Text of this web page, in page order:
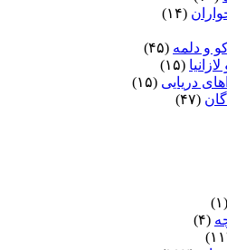
(۱۴)
و دلمه (۴۵)
(۱۵)
دریایی (۱۵)
(۴۷)
(۱)
(۴)